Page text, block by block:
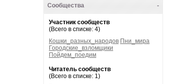
-
Сообщества
Участник сообществ
(Всего в списке: 4)
Кошки_разных_народов Пни_мира
Городские_взломщики
Пойдем_поедим
Читатель сообществ
(Всего в списке: 1)